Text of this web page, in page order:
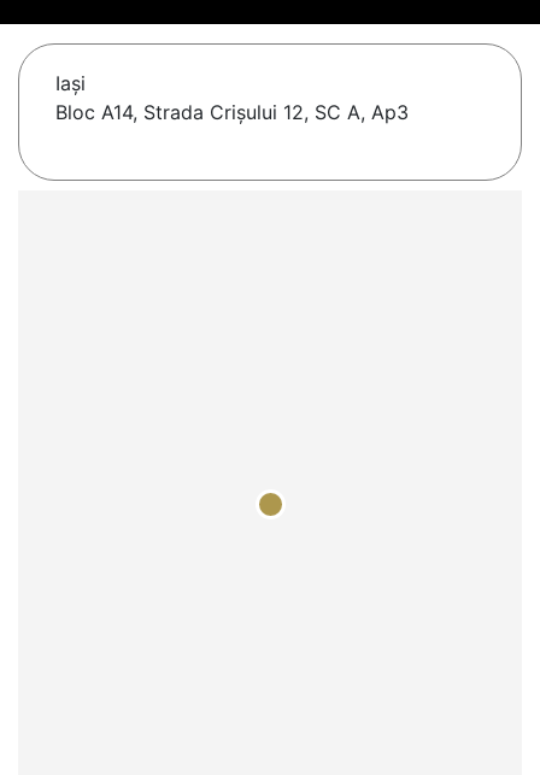
Iaşi
Bloc A14, Strada Crişului 12, SC A, Ap3